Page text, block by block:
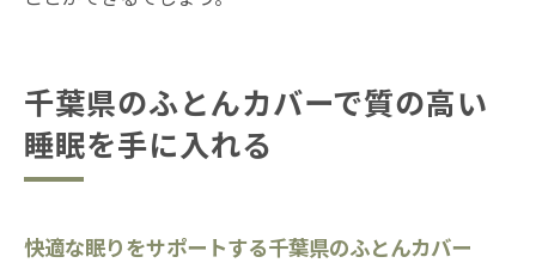
千葉県のふとんカバーで質の高い
睡眠を手に入れる
快適な眠りをサポートする千葉県のふとんカバー